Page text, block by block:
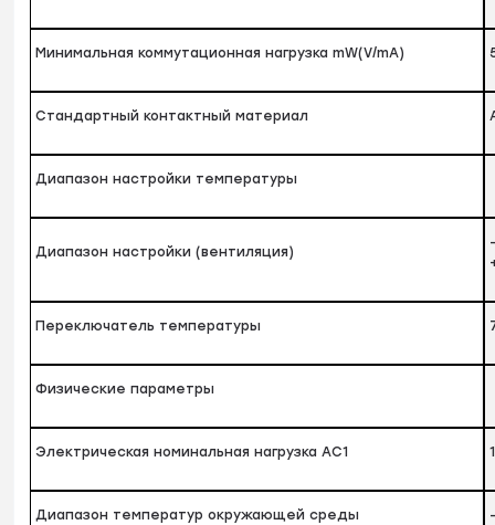
Минимальная коммутационная нагрузка mW(V/mA)
Стандартный контактный материал
Диапазон настройки температуры
Диапазон настройки (вентиляция)
Переключатель температуры
Физические параметры
Электрическая номинальная нагрузка AC1
Диапазон температур окружающей среды